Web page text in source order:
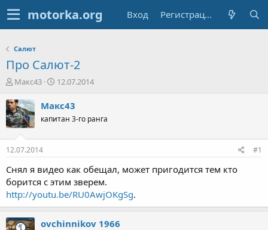
Вход Регистрация
Салют
Про Салют-2
А
т
о
р
е
м
ы
Макс43
Д
т
н
л
12.07.2014
Макс43
капитан 3-го ранга
12.07.2014 #1
Снял я видео как обещал, может пригодится тем кто
борится с этим зверем.
http://youtu.be/RU0AwjOKgSg.
ovchinnikov 1966